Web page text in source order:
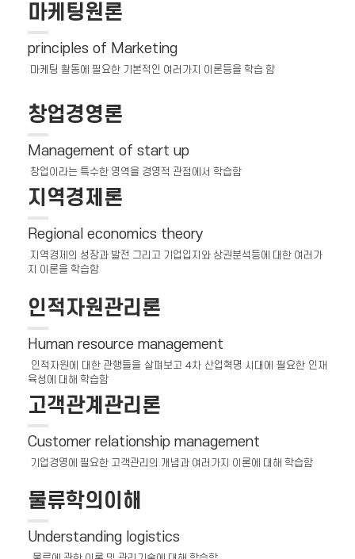
마케팅원론
principles of Marketing
마케팅 활동에 필요한 기본적인 여러가지 이론등을 학습 함
창업경영론
Management of start up
창업이라는 특수한 영역을 경영적 관점에서 학습함
지역경제론
Regional economics theory
지역경제의 성장과 발전 그리고 기업입지와 상권분석등에 대한 여러가
지 이론을 학습함
인적자원관리론
Human resource management
인적자원에 대한 관행들을 살펴보고 4차 산업혁명 시대에 필요한 인재
육성에 대해 학습함
고객관계관리론
Customer relationship management
기업경영에 필요한 고객관리의 개념과 여러가지 이론에 대해 학습함
물류학의이해
Understanding logistics